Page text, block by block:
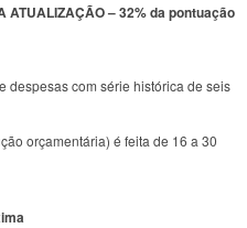
ATUALIZAÇÃO – 32% da pontuação
despesas com série histórica de seis
orçamentária) é feita de 16 a 30